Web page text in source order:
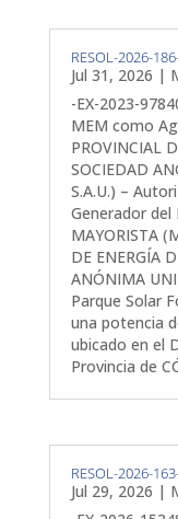
RESOL-2026-
Jul 31, 2026 |
-EX-2023-
MEM como
PROVINCIAL
SOCIEDAD
S.A.U.) –
Generador del
MAYORISTA
DE ENERGÍA
ANÓNIMA
Parque Solar
una potencia
ubicado en el
Provincia de
RESOL-2026-
Jul 29, 2026 |